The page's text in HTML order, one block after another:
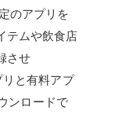
のアプリを
テムや飲食店
させ
と有料アプ
ンロードで